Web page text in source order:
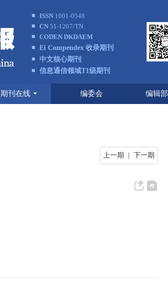
ISSN 1001-0548
CN 51-1207/TN
CODEN DKDAEM
Ei Compendex 收录期刊
中文核心期刊
信息通信领域T1级期刊
期刊在线 编委会 编辑部
上一期 下一期